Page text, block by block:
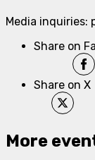
Media inquiries:
Share on
Share on X
More